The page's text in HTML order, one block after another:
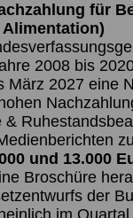
für
2008 bis
März 2027 eine
&
und 13.000
Broschüre
der
im